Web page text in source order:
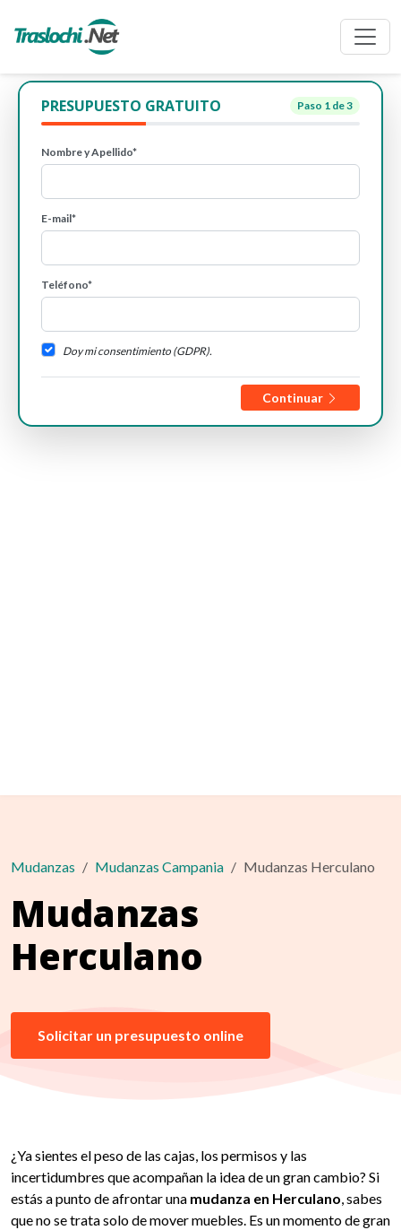
PRESUPUESTO GRATUITO Paso 1 de 3
Nombre y Apellido*
E-mail*
Teléfono*
Doy mi consentimiento (GDPR).
Continuar
Mudanzas Mudanzas Campania Mudanzas Herculano
Mudanzas
Herculano
Solicitar un presupuesto online
¿Ya sientes el peso de las cajas, los permisos y las
incertidumbres que acompañan la idea de un gran cambio? Si
estás a punto de afrontar una mudanza en Herculano, sabes
que no se trata solo de mover muebles. Es un momento de gran